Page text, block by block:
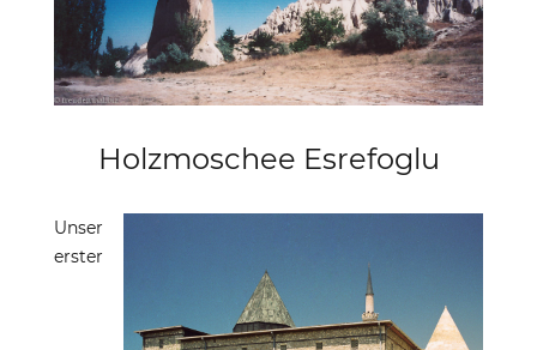
Holzmoschee Esrefoglu
Unser
erster